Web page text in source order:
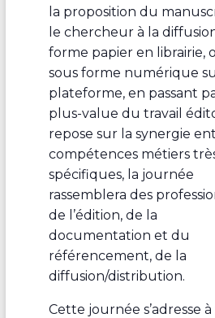
la proposition du
le chercheur à la
forme papier en librairie,
sous forme numérique
plateforme, en passant
plus-value du travail
repose sur la synergie
compétences métiers
spécifiques, la journée
rassemblera des
de l’édition, de la
documentation et du
référencement, de la
diffusion/distribution.
Cette journée s’adresse